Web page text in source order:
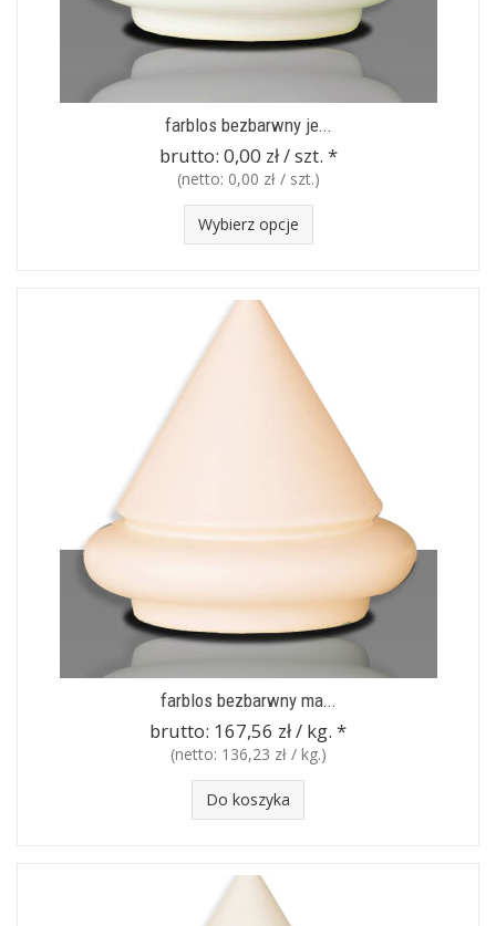
farblos bezbarwny je...
brutto: 0,00 zł / szt. *
(netto: 0,00 zł / szt.)
Wybierz opcje
farblos bezbarwny ma...
brutto: 167,56 zł / kg. *
(netto: 136,23 zł / kg.)
Do koszyka